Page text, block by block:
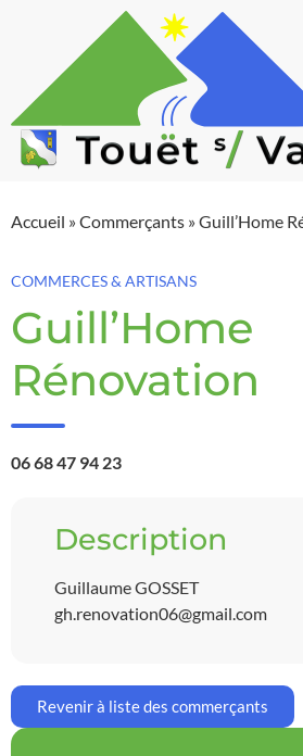
Accueil »Commerçants »Guill’Home
COMMERCES & ARTISANS
Guill’Home
Rénovation
06 68 47 94 23
Description
Guillaume GOSSET
gh.renovation06@gmail.com
Revenir à liste des commerçants